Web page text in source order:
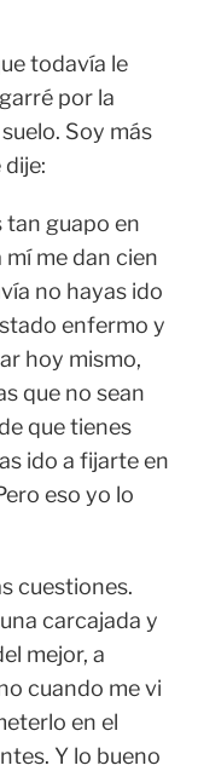
todavía le
por la
Soy más
tan guapo en
mí me dan cien
no hayas ido
enfermo y
hoy mismo,
que no sean
que tienes
ido a fijarte en
eso yo lo
cuestiones.
carcajada y
mejor, a
cuando me vi
en el
Y lo bueno